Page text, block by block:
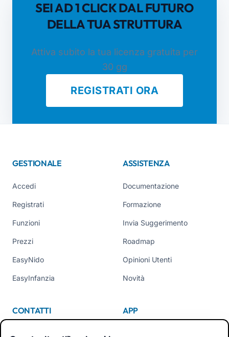
SEI AD 1 CLICK DAL FUTURO
DELLA TUA STRUTTURA
Attiva subito la tua licenza gratuita per
30 gg
REGISTRATI ORA
GESTIONALE
Accedi
Registrati
Funzioni
Prezzi
EasyNido
EasyInfanzia
ASSISTENZA
Documentazione
Formazione
Invia Suggerimento
Roadmap
Opinioni Utenti
Novità
CONTATTI APP